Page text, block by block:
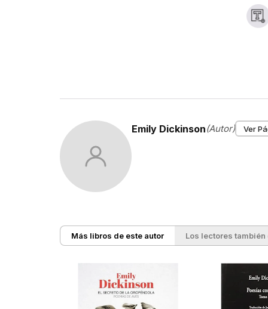
Emily Dickinson(Autor) Ver
Más libros de este autor Los lectores también